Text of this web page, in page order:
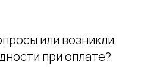
или возникли
при оплате?